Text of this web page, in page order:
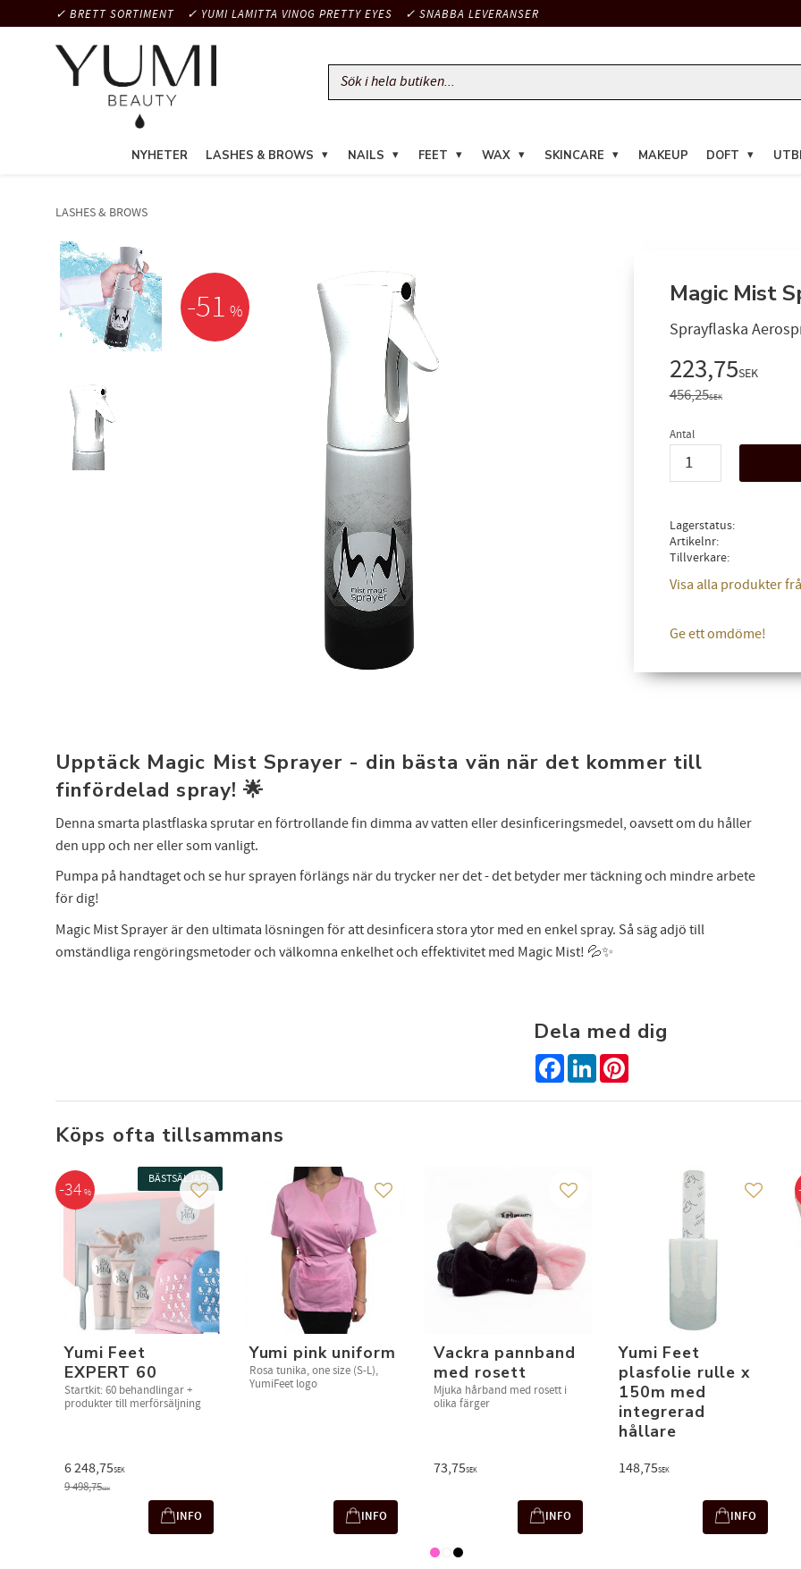
✓ BRETT SORTIMENT ✓ YUMI LAMITTA VINOG PRETTY EYES ✓ SNABBA LEVERANSER
NYHETER LASHES & BROWS NAILS FEET WAX SKINCARE MAKEUP DOFT
LASHES & BROWS
51 %
Magic Mist
Sprayflaska
Nedsatt pris:
223,75SEK
Ordinarie pris:
456,25SEK
Antal
Lagerstatus
Artikelnr
Tillverkare
Visa alla produkter
Ge ett omdöme!
Upptäck Magic Mist Sprayer - din bästa vän när det kommer till
finfördelad spray! 🌟
Denna smarta plastflaska sprutar en förtrollande fin dimma av vatten eller desinficeringsmedel, oavsett om du håller
den upp och ner eller som vanligt.
Pumpa på handtaget och se hur sprayen förlängs när du trycker ner det - det betyder mer täckning och mindre arbete
för dig!
Magic Mist Sprayer är den ultimata lösningen för att desinficera stora ytor med en enkel spray. Så säg adjö till
omständliga rengöringsmetoder och välkomna enkelhet och effektivitet med Magic Mist! 💦✨
Dela med dig
Facebook
LinkedInPinterest
Köps ofta tillsammans
Yumi Feet
EXPERT 60
Startkit: 60 behandlingar +
produkter till merförsäljning
6 248,75SEK
9 498,75SEK
34 %
BÄSTSÄLJARE
Lägg till i favoriter
INFO
Yumi pink uniform
Rosa tunika, one size (S-L),
YumiFeet logo
Lägg till i favoriter
INFO
Vackra pannband
med rosett
Mjuka hårband med rosett i
olika färger
73,75SEK
Lägg till i favoriter
INFO
Yumi Feet
plasfolie rulle x
150m med
integrerad
hållare
148,75SEK
Lägg till
INFO
FÅ 10% PÅ DIN NÄSTA BESTÄLLNING!
Anmäl dig till nyhetsbrev och få 10% rabatt på din nästa beställning.